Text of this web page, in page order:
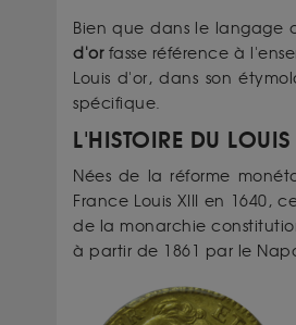
Bien que dans le langage
d'orfasse référence à
Louis d'or, dans son
spécifique.
L'HISTOIRE DU
Nées de la réforme
France Louis XIII en 1640,
de la monarchie
à partir de 1861 par le